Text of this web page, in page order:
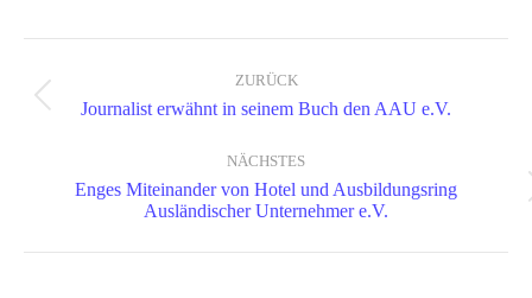
ZURÜCK
Vorheriger
Journalist erwähnt in seinem Buch den AAU e.V.
NÄCHSTES
Nächster
Beitrag:
Enges Miteinander von Hotel und Ausbildungsring
Ausländischer Unternehmer e.V.